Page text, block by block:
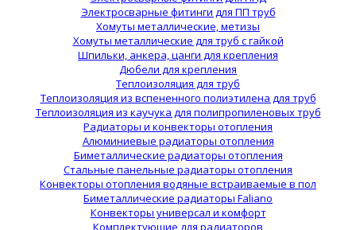
Электросварные фитинги для ПП труб
Хомуты металлические, метизы
Хомуты металлические для труб с гайкой
Шпильки, анкера, цанги для крепления
Дюбели для крепления
Теплоизоляция для труб
Теплоизоляция из вспененного полиэтилена для труб
Теплоизоляция из каучука для полипропиленовых труб
Радиаторы и конвекторы отопления
Алюминиевые радиаторы отопления
Биметаллические радиаторы отопления
Стальные панельные радиаторы отопления
Конвекторы отопления водяные встраиваемые в пол
Биметаллические радиаторы Faliano
Конвекторы универсал и комфорт
Комплектующие для радиаторов